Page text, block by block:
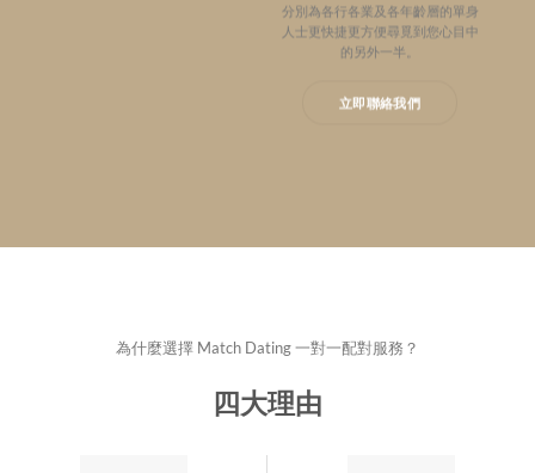
分別為各行各業及各年齡層的單身
人士更快捷更方便尋覓到您心目中
的另外一半。
立即聯絡我們
為什麼選擇 Match Dating 一對一配對服務？
四大理由